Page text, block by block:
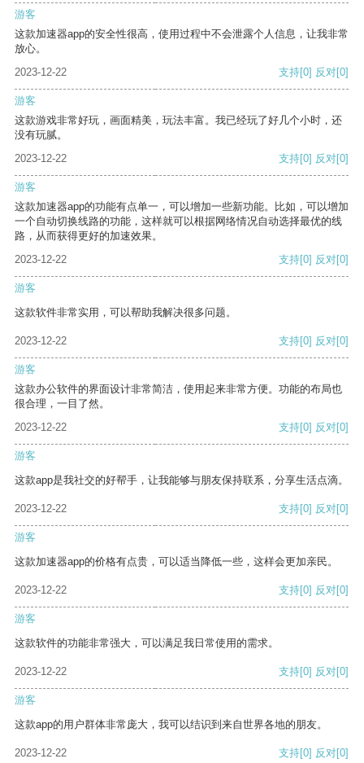
游客
这款加速器app的安全性很高，使用过程中不会泄露个人信息，让我非常
放心。
2023-12-22
支持[0] 反对[0]
游客
这款游戏非常好玩，画面精美，玩法丰富。我已经玩了好几个小时，还
没有玩腻。
2023-12-22
支持[0] 反对[0]
游客
这款加速器app的功能有点单一，可以增加一些新功能。比如，可以增加
一个自动切换线路的功能，这样就可以根据网络情况自动选择最优的线
路，从而获得更好的加速效果。
2023-12-22
支持[0] 反对[0]
游客
这款软件非常实用，可以帮助我解决很多问题。
2023-12-22 支持[0] 反对[0]
游客
这款办公软件的界面设计非常简洁，使用起来非常方便。功能的布局也
很合理，一目了然。
2023-12-22
支持[0] 反对[0]
游客
这款app是我社交的好帮手，让我能够与朋友保持联系，分享生活点滴。
2023-12-22 支持[0] 反对[0]
游客
这款加速器app的价格有点贵，可以适当降低一些，这样会更加亲民。
2023-12-22 支持[0] 反对[0]
游客
这款软件的功能非常强大，可以满足我日常使用的需求。
2023-12-22 支持[0] 反对[0]
游客
这款app的用户群体非常庞大，我可以结识到来自世界各地的朋友。
2023-12-22 支持[0] 反对[0]